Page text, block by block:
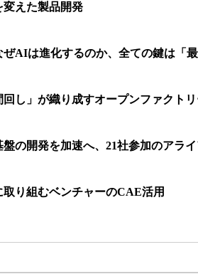
えた製品開発
AIは進化するのか、全ての鍵は「最
し」が織り成すオープンファクト
の開発を加速へ、21社参加のアラ
り組むベンチャーのCAE活用